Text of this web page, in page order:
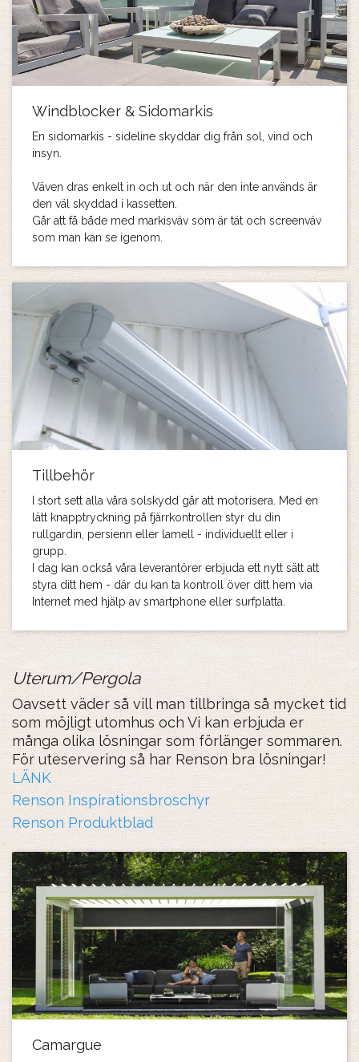
Windblocker & Sidomarkis
En sidomarkis - sideline skyddar dig från sol, vind och
insyn.
Väven dras enkelt in och ut och när den inte används är
den väl skyddad i kassetten.
Går att få både med markisväv som är tät och screenväv
som man kan se igenom.
Tillbehör
I stort sett alla våra solskydd går att motorisera. Med en
lätt knapptryckning på fjärrkontrollen styr du din
rullgardin, persienn eller lamell - individuellt eller i
grupp.
I dag kan också våra leverantörer erbjuda ett nytt sätt att
styra ditt hem - där du kan ta kontroll över ditt hem via
Internet med hjälp av smartphone eller surfplatta.
Uterum/Pergola
Oavsett väder så vill man tillbringa så mycket tid
som möjligt utomhus och Vi kan erbjuda er
många olika lösningar som förlänger sommaren.
För uteservering så har Renson bra lösningar!
LÄNK
Renson Inspirationsbroschyr
Renson Produktblad
Camargue